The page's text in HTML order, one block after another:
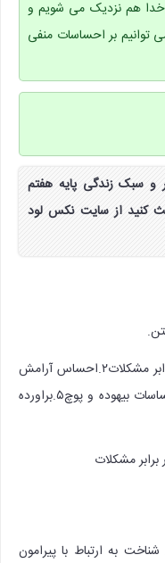
خدا هم نزدیک می شویم و
توانیم بر احساسات منفی
۷۴ کتاب تفکر و سبک زندگی پایه هفتم
کنید از سایت نکس لود
: ۱.کمک خواستن از خداوند در بدابر مشکلات۲.احساس آرامش
کردن۳.نزدیک شدن به خداوند۴.قلبه بر احساسات بیهوده و پوچ۵.براورده
مشکلات
به ارتباط با پیرامون